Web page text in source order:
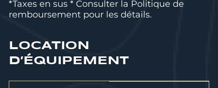
*Taxes en sus * Consulter la Politique de
remboursement pour les détails.
LOCATION
D’ÉQUIPEMENT